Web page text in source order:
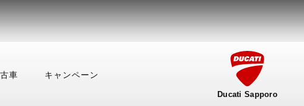
車 キャンペーン
Ducati Sapporo